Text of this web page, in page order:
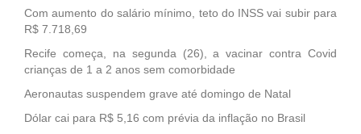
Com aumento do salário mínimo, teto do INSS vai subir para
R$ 7.718,69
Recife começa, na segunda (26), a vacinar contra Covid
crianças de 1 a 2 anos sem comorbidade
Aeronautas suspendem grave até domingo de Natal
Dólar cai para R$ 5,16 com prévia da inflação no Brasil